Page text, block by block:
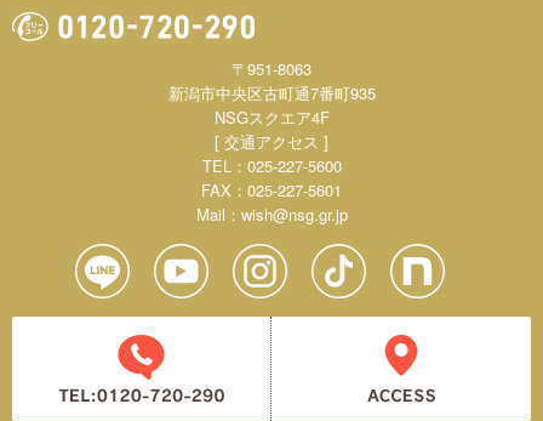
〒951-8063
新潟市中央区古町通7番町935
NSGスクエア4F
[ 交通アクセス ]
TEL：025-227-5600
FAX：025-227-5601
Mail： wish@nsg.gr.jp